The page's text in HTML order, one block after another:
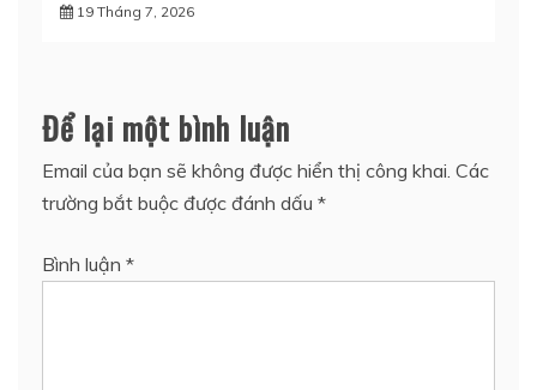
19 Tháng 7, 2026
Để lại một bình luận
Email của bạn sẽ không được hiển thị công khai. Các
trường bắt buộc được đánh dấu *
Bình luận *